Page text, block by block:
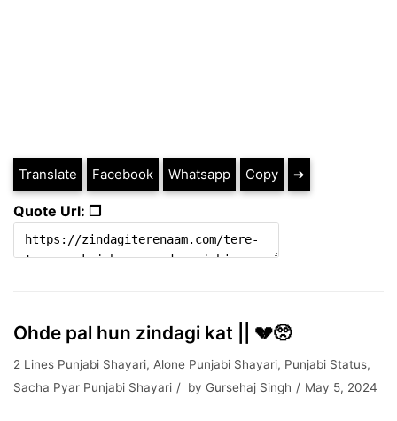
Translate Facebook Whatsapp Copy ➔
Quote Url: ❐
Ohde pal hun zindagi kat || 💔🥺
2 Lines Punjabi Shayari, Alone Punjabi Shayari, Punjabi Status,
Sacha Pyar Punjabi Shayari
by Gursehaj Singh May 5, 2024